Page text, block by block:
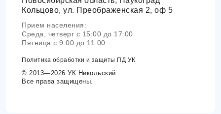
Кольцово, ул. Преображенская 2, оф 5
Прием населения:
Среда, четверг с 15:00 до 17:00
Пятница с 9:00 до 11:00
Политика обработки и защиты ПД УК
© 2013—2026 УК Никольский
Все права защищены.